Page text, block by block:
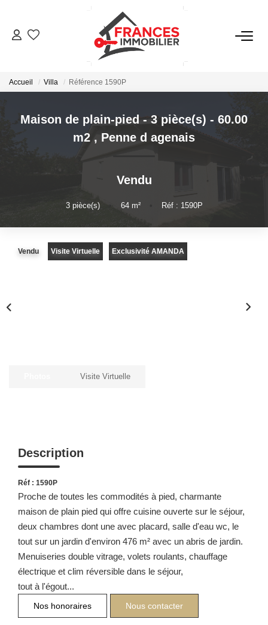
GESTION LOCATIVE
NOTRE AGENCE
CONTACT
Accueil Villa Référence 1590P
Maison de plain-pied - 3 pièce(s) - 60.00
m2 , Penne d agenais
Vendu
3pièce(s) 64m² Réf : 1590P
Vendu Visite Virtuelle Exclusivité AMANDA
Visite Virtuelle
Description
Réf : 1590P
Proche de toutes les commodités à pied, charmante
maison de plain pied qui offre cuisine ouverte sur le séjour,
deux chambres dont une avec placard, salle d'eau wc, le
tout sur un jardin d'environ 476 m² avec un abris de jardin.
Menuiseries double vitrage, volets roulants, chauffage
électrique et clim réversible dans le séjour,
tout à l'égout...
Nos honoraires Nous contacter